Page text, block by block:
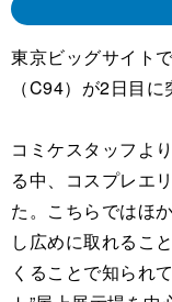
東京ビッグサイト
（C94）が2日目に
コミケスタッフよ
る中、コスプレエ
た。こちらではほ
し広めに取れるこ
くることで知られ